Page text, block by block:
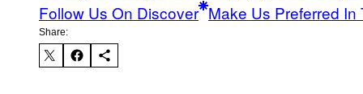
Follow Us On Discover Make Us Preferred In
Share: